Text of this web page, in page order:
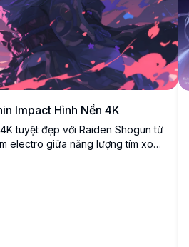
Impact Hình Nền 4K
tuyệt đẹp với Raiden Shogun từ
electro giữa năng lượng tím xoáy